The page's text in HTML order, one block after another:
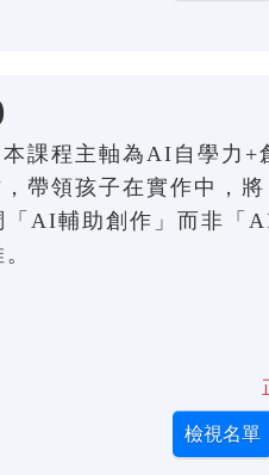
課程主軸為AI自學力+
帶領孩子在實作中，
AI輔助創作」而非「